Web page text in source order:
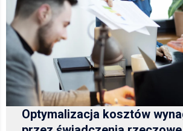
Optymalizacja kosztów